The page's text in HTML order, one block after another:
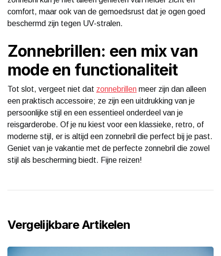
comfort, maar ook van de gemoedsrust dat je ogen goed
beschermd zijn tegen UV-stralen.
Zonnebrillen: een mix van
mode en functionaliteit
Tot slot, vergeet niet dat zonnebrillen meer zijn dan alleen
een praktisch accessoire; ze zijn een uitdrukking van je
persoonlijke stijl en een essentieel onderdeel van je
reisgarderobe. Of je nu kiest voor een klassieke, retro, of
moderne stijl, er is altijd een zonnebril die perfect bij je past.
Geniet van je vakantie met de perfecte zonnebril die zowel
stijl als bescherming biedt. Fijne reizen!
Vergelijkbare Artikelen